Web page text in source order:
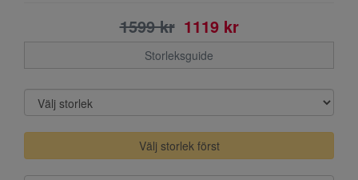
1599 kr 1119 kr
Storleksguide
Välj storlek först